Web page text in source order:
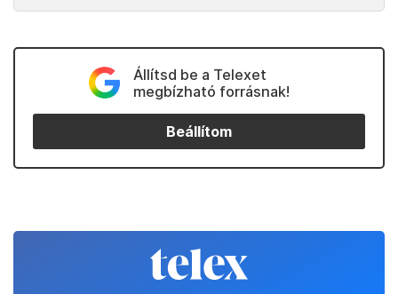
Állítsd be a Telexet
megbízható forrásnak!
Beállítom